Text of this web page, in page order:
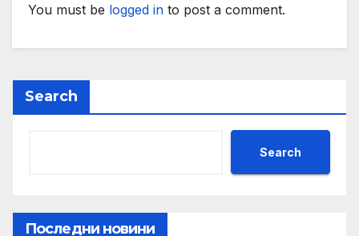
You must be logged in to post a comment.
Search
Search
Последни новини